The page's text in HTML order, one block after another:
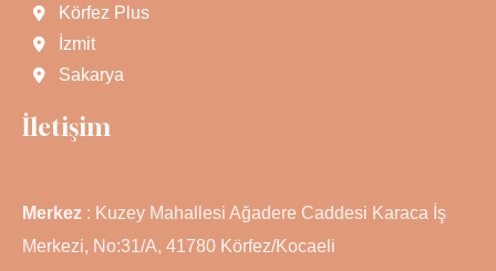
Körfez Plus
İzmit
Sakarya
İletişim
Merkez : Kuzey Mahallesi Ağadere Caddesi Karaca İş
Merkezi, No:31/A, 41780 Körfez/Kocaeli